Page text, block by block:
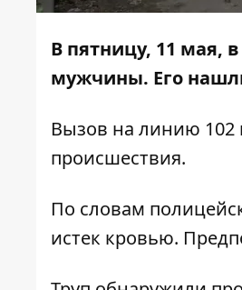
В пятницу, 11 мая,
мужчины. Его
Вызов на линию 102
происшествия.
По словам
истек кровью.